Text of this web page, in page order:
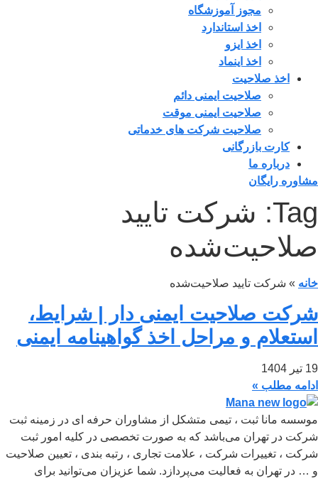
مجوز آموزشگاه
اخذ استاندارد
اخذ ایزو
اخذ اینماد
اخذ صلاحیت
صلاحیت ایمنی دائم
صلاحیت ایمنی موقت
صلاحیت شرکت های خدماتی
کارت بازرگانی
درباره ما
مشاوره رایگان
Tag: شرکت تایید
صلاحیت‌شده
خانه » شرکت تایید صلاحیت‌شده
شرکت صلاحیت ایمنی دار | شرایط،
استعلام و مراحل اخذ گواهینامه ایمنی
19 تیر 1404
ادامه مطلب »
موسسه مانا ثبت ، تیمی متشکل از مشاوران حرفه ای در زمینه ثبت
شرکت در تهران می‌باشد که به صورت تخصصی در کلیه امور ثبت
شرکت ، تغییرات شرکت ، علامت تجاری ، رتبه بندی ، تعیین صلاحیت
و … در تهران به فعالیت می‌پردازد. شما عزیزان می‌توانید برای